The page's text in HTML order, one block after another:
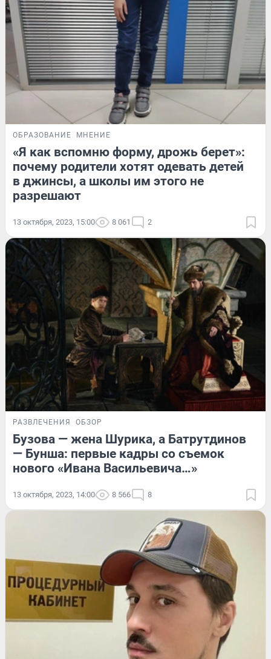
ОБРАЗОВАНИЕ МНЕНИЕ
«Я как вспомню форму, дрожь берет»:
почему родители хотят одевать детей
в джинсы, а школы им этого не
разрешают
13 октября, 2023, 15:00 8 061 2
РАЗВЛЕЧЕНИЯ ОБЗОР
Бузова — жена Шурика, а Батрутдинов
— Бунша: первые кадры со съемок
нового «Ивана Васильевича…»
13 октября, 2023, 14:00 8 566 8